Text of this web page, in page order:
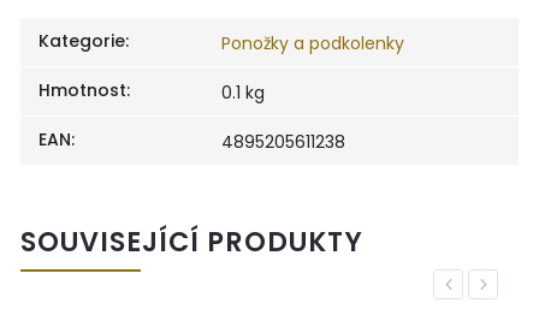
Kategorie:
Ponožky a podkolenky
Hmotnost:
0.1 kg
EAN: 4895205611238
SOUVISEJÍCÍ PRODUKTY
Previous
Next